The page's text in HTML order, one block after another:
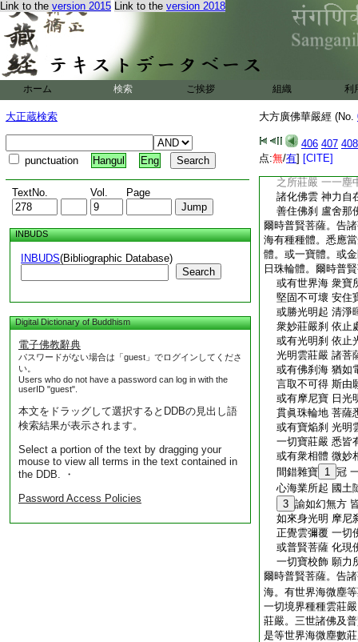
Link to the version 2015 Link to the version 2018
ホーム 検索 ご挨拶 組織 利
大正蔵検索
punctuation Hangul Eng
TextNo. Vol. Page
INBUDS
INBUDS(Bibliographic Database)
Search
Digital Dictionary of Buddhism
電子佛教辭典
パスワードがない場合は「guest」でログインしてくださ
い。
Users who do not have a password can log in with the
userID "guest".
本文をドラッグして選択するとDDBの見出し語
検索結果が表示されます。
Select a portion of the text by dragging your
mouse to view all terms in the text contained in
the DDB. ・
Password Access Policies
大方廣佛華嚴經 (No.
406 407 408
点:無/有] [CITE]
而以莊嚴 彼國一
如來刹海 現無量
苦樂不同
法常流轉 變現如
莊嚴清淨 曠然安
盧舍那佛 於衆海
於一塵内 微細國
悉於中住 一切世
悉於其中 轉尊法
自在之力 一一塵
譬如幻化 亦如虚
之所莊嚴 一一塵
諸化佛雲 神力自
善住佛刹 盧舍那
爾時普賢菩薩。告
海有種種體。悉應
體。或一寶體。或
日珠輪體。爾時普
或有世界海 衆寶
堅固不可壞 安住
或勝光明起 清淨
衆妙莊嚴刹 依止
或有光明刹 依止
光明雲莊嚴 諸菩
或有佛刹海 猶如
言取不可得 斯由
或有摩尼寶 日光
貫眞珠輪地 菩薩
或有寶焔刹 光明
一切寶莊嚴 悉皆
或有衆相體 微妙
間錯雜寶 1 冠
心海業所起 國土
3 諭如幻無方
如來身光明 摩尼
正覺雲彌覆 一切
或普賢菩薩 化現
一切寶校飾 願力
爾時普賢菩薩。告
海。有世界海微塵
一切境界種種雲莊
莊嚴。三世諸佛及
是等世界海微塵數